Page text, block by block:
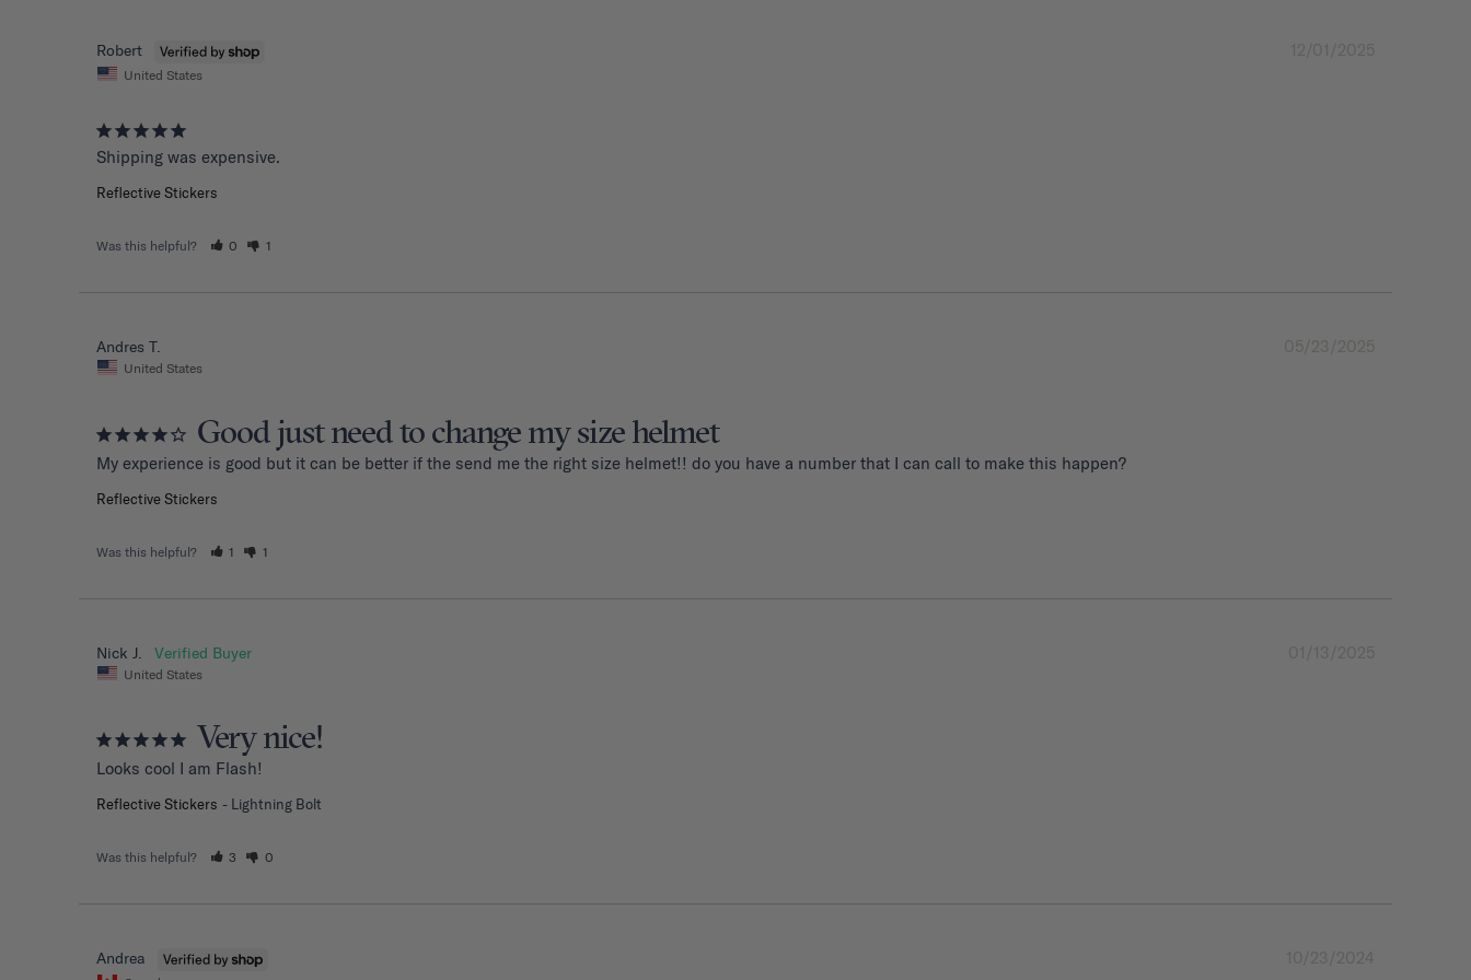
12/01/2025
Robert
United States
Shipping was expensive.
Reflective Stickers
Was this helpful? 0 1
05/23/2025
Andres T.
United States
Good just need to change my size helmet
My experience is good but it can be better if the send me the right size helmet!! do you have a number that I can call to make this happen?
Reflective Stickers
Was this helpful? 1 1
01/13/2025
Nick J.
United States
Very nice!
Looks cool I am Flash!
Reflective Stickers Lightning Bolt
Was this helpful? 3 0
10/23/2024
Andrea